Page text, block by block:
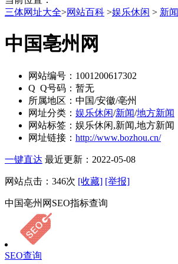
三体网址大全>网站百科 >娱乐休闲 > 新闻
中国亳州网
网站编号： 1001200617302
Q Q号码： 暂无
所属地区： 中国/安徽/亳州
网址分类： 娱乐休闲/新闻/地方新闻
网站标签： 娱乐休闲,新闻,地方新闻
网址链接： http://www.bozhou.cn/
一键直达 最近更新：2022-05-08
网站点击： 346次 [收藏] [举报]
中国亳州网SEO指标查询
SEO查询